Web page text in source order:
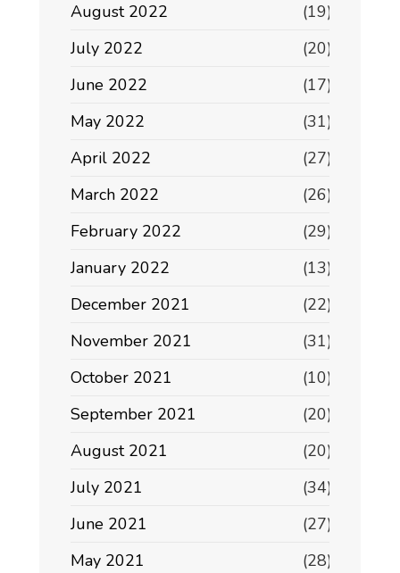
August 2022
(19)
July 2022
(20)
June 2022
(17)
May 2022
(31)
April 2022
(27)
March 2022
(26)
February 2022
(29)
January 2022
(13)
December 2021
(22)
November 2021
(31)
October 2021
(10)
September 2021
(20)
August 2021
(20)
July 2021
(34)
June 2021
(27)
May 2021
(28)